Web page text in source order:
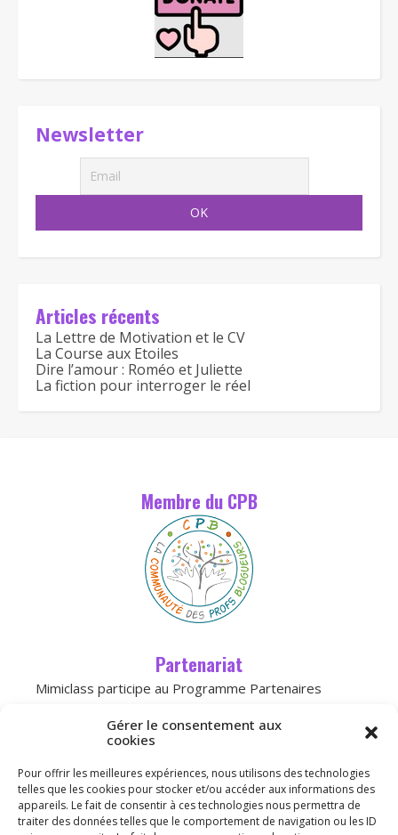
Gérer le consentement aux
cookies
Pour offrir les meilleures expériences, nous utilisons des technologies
telles que les cookies pour stocker et/ou accéder aux informations des
appareils. Le fait de consentir à ces technologies nous permettra de
traiter des données telles que le comportement de navigation ou les ID
Newsletter
Articles récents
La Lettre de Motivation et le CV
La Course aux Etoiles
Dire l’amour : Roméo et Juliette
La fiction pour interroger le réel
Membre du CPB
Partenariat
Mimiclass participe au Programme Partenaires
permettre à des sites de percevoir une
versAmazon.fr